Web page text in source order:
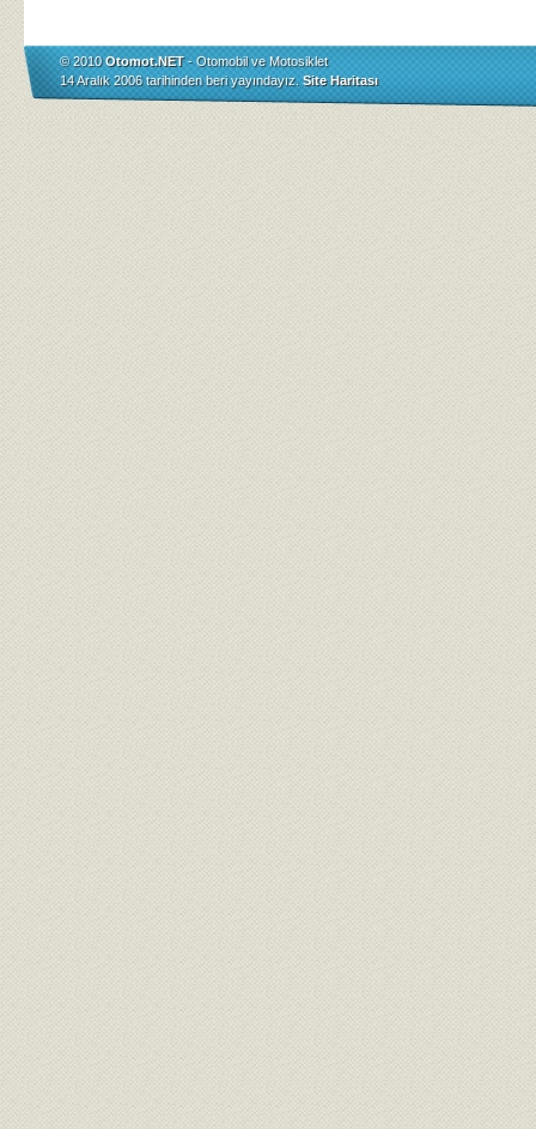
© 2010Otomot.NET- Otomobil ve Motosiklet
14 Aralık 2006 tarihinden beri yayındayız. Site Haritası